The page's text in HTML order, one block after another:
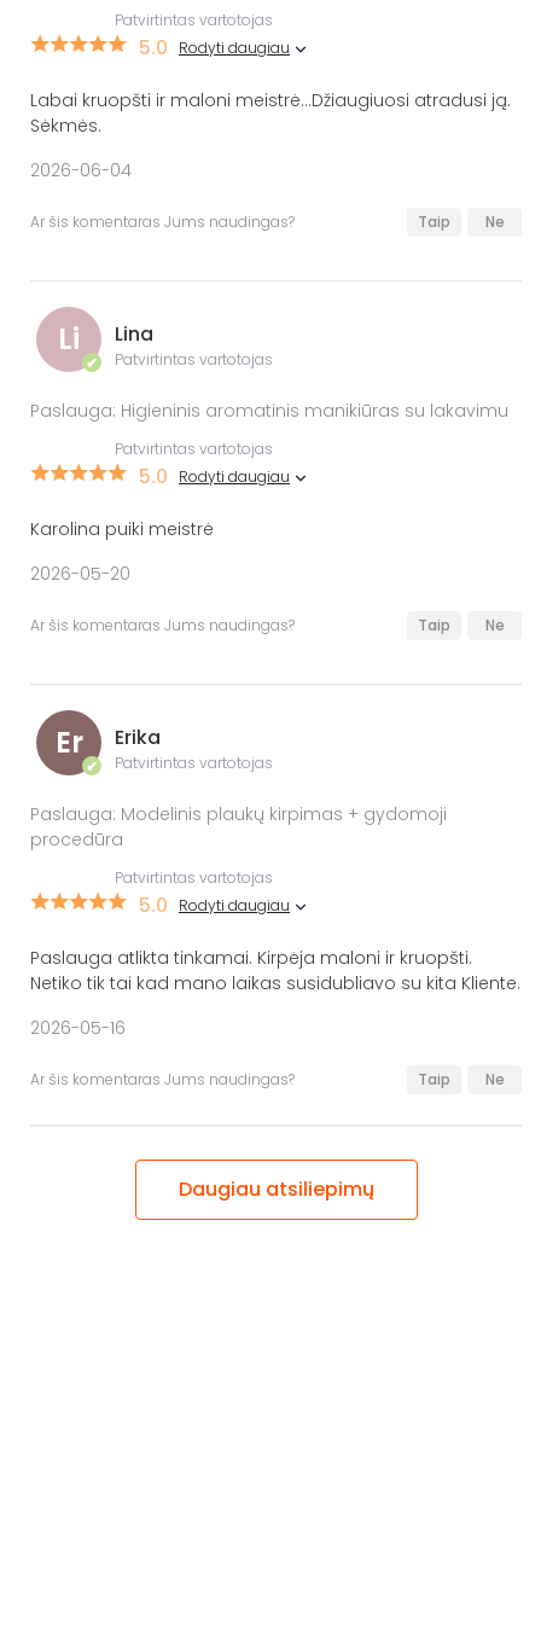
Patvirtintas vartotojas
5.0 Rodyti daugiau
Labai kruopšti ir maloni meistrė...Džiaugiuosi atradusi ją.
Sėkmės.
2026-06-04
Ar šis komentaras Jums naudingas? Taip Ne
Li
✔
Lina
Patvirtintas vartotojas
Paslauga: Higieninis aromatinis manikiūras su lakavimu
Patvirtintas vartotojas
5.0 Rodyti daugiau
Karolina puiki meistrė
2026-05-20
Ar šis komentaras Jums naudingas? Taip Ne
Er
✔
Erika
Patvirtintas vartotojas
Paslauga: Modelinis plaukų kirpimas + gydomoji
procedūra
Patvirtintas vartotojas
5.0 Rodyti daugiau
Paslauga atlikta tinkamai. Kirpėja maloni ir kruopšti.
Netiko tik tai kad mano laikas susidubliavo su kita Kliente.
2026-05-16
Ar šis komentaras Jums naudingas? Taip Ne
Daugiau atsiliepimų